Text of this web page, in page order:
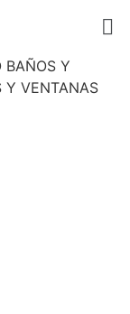
BAÑOS Y
Y VENTANAS